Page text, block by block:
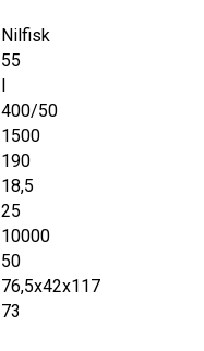
Nilfisk
55
I
400/50
1500
190
18,5
25
10000
50
76,5х42х117
73